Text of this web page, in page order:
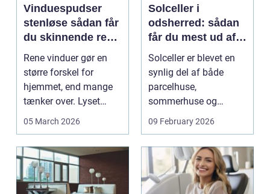
Vinduespudser
stenløse sådan får
du skinnende rene
ruder året rundt
Rene vinduer gør en
større forskel for
hjemmet, end mange
tænker over. Lyset
falder anderledes ind,
05 March 2026
Solceller i
odsherred: sådan
får du mest ud af
solen
Solceller er blevet en
synlig del af både
parcelhuse,
sommerhuse og
mindre erhverv i
Odsherred. Mang...
09 February 2026